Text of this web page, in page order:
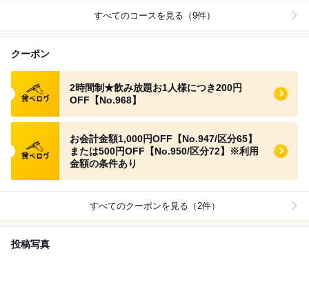
すべてのコースを見る（9件）
クーポン
食べログ クーポン
2時間制★飲み放題お1人様につき200円
OFF【No.968】
食べログ クーポン
お会計金額1,000円OFF【No.947/区分65】
または500円OFF【No.950/区分72】※利用
金額の条件あり
すべてのクーポンを見る（2件）
投稿写真